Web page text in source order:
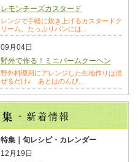
レモンチーズカスタード
レンジで手軽に炊き上げるカスタードク
リーム。たっぷりパンには...
09月04日
野外で作る！ミニバームクーヘン
野外料理用にアレンジした生地作りは混
ぜるだけ♪ あとはのんび...
特集｜旬レシピ・カレンダー
12月19日